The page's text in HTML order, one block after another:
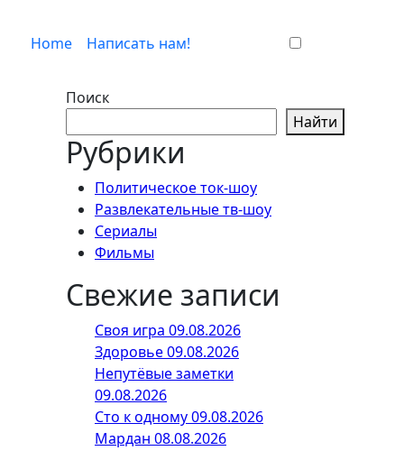
Home Написать нам!
Поиск
Найти
Рубрики
Политическое ток-шоу
Развлекательные тв-шоу
Сериалы
Фильмы
Свежие записи
Своя игра 09.08.2026
Здоровье 09.08.2026
Непутёвые заметки
09.08.2026
Сто к одному 09.08.2026
Мардан 08.08.2026